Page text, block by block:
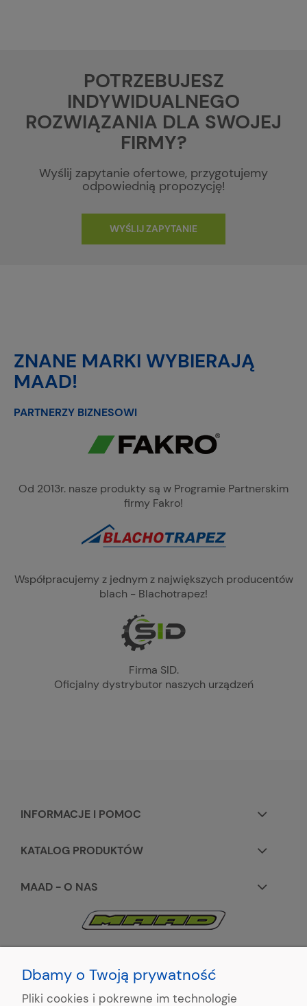
POTRZEBUJESZ
INDYWIDUALNEGO
ROZWIĄZANIA DLA SWOJEJ
FIRMY?
Wyślij zapytanie ofertowe, przygotujemy
odpowiednią propozycję!
WYŚLIJ ZAPYTANIE
ZNANE MARKI WYBIERAJĄ
MAAD!
PARTNERZY BIZNESOWI
Od 2013r. nasze produkty są w Programie Partnerskim
firmy Fakro!
Współpracujemy z jednym z największych producentów
blach - Blachotrapez!
Firma SID.
Oficjalny dystrybutor naszych urządzeń
INFORMACJE I POMOC
KATALOG PRODUKTÓW
MAAD - O NAS
+48 663195531
ul. Reymonta 2
Dbamy o Twoją prywatność
Pliki cookies i pokrewne im technologie